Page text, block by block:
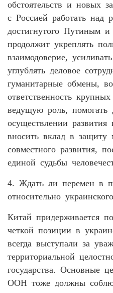
обстоятельств и новых
с Россией работать над
достигнутого Путиным
продолжит укреплять
взаимодоверие,
углублять деловое
гуманитарные обмены,
ответственность
ведущую роль, помогать
осуществлении
вносить вклад в
совместного развития,
единой судьбы
4. Ждать ли перемен в
относительно
Китай придерживается
четкой позиции в
всегда выступали за
территориальной
государства. Основные
ООН тоже должны